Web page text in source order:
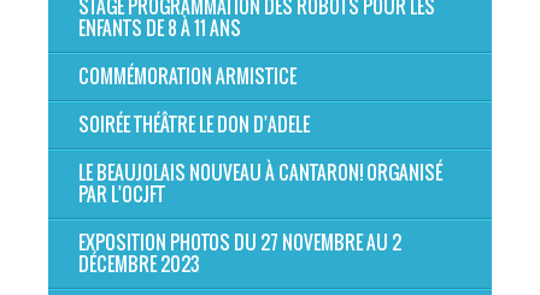
STAGE PROGRAMMATION DES ROBOTS POUR LES
ENFANTS DE 8 À 11 ANS
COMMÉMORATION ARMISTICE
SOIRÉE THÉÂTRE LE DON D'ADELE
LE BEAUJOLAIS NOUVEAU À CANTARON! ORGANISÉ
PAR L'OCJFT
EXPOSITION PHOTOS DU 27 NOVEMBRE AU 2
DÉCEMBRE 2023